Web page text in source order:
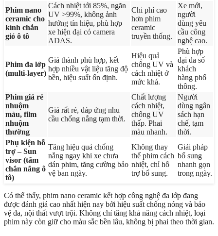
Phim nano
ceramic cho
kính chắn
gió ô tô
Cách nhiệt tới 85%, ngăn
UV >99%, không ảnh
hưởng tín hiệu, phù hợp
xe hiện đại có camera
ADAS.
Chi phí cao
hơn phim
ceramic
truyền thống.
Xe mới,
người
dùng yêu
cầu công
nghệ cao.
Phim đa lớp
(multi-layer)
Giá thành phù hợp, kết
hợp nhiều vật liệu tăng độ
bền, hiệu suất ổn định.
Hiệu quả
chống UV và
cách nhiệt ở
mức khá.
Phù hợp
đại đa số
khách
hàng phổ
thông.
Phim giá rẻ
nhuộm
màu, film
nhuộm
thường
Giá rất rẻ, đáp ứng nhu
cầu chống nắng tạm thời.
Chất lượng
cách nhiệt,
chống UV
thấp. Phai
màu nhanh.
Người
dùng ngân
sách hạn
chế, tạm
thời.
Phụ kiện hỗ
trợ – Sun
visor (tấm
chắn nắng ô
tô)
Tăng hiệu quả chống
nắng ngay khi xe chưa
dán phim, tăng cường bảo
vệ ban ngày.
Không thay
thế phim cách
nhiệt, chỉ hỗ
trợ bổ sung.
Giải pháp
bổ sung
nhanh gọn
trong ngày.
Có thể thấy, phim nano ceramic kết hợp công nghệ đa lớp đang
được đánh giá cao nhất hiện nay bởi hiệu suất chống nóng và bảo
vệ da, nội thất vượt trội. Không chỉ tăng khả năng cách nhiệt, loại
phim này còn giữ cho màu sắc bền lâu, không bị phai theo thời gian.